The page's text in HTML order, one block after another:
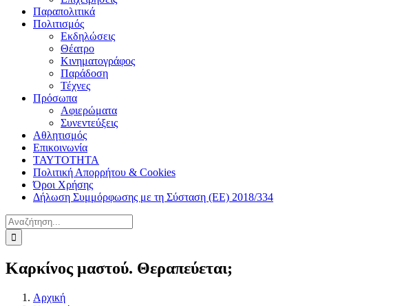
Παραπολιτικά
Πολιτισμός
Εκδηλώσεις
Θέατρο
Κινηματογράφος
Παράδοση
Τέχνες
Πρόσωπα
Αφιερώματα
Συνεντεύξεις
Αθλητισμός
Επικοινωνία
ΤΑΥΤΟΤΗΤΑ
Πολιτική Απορρήτου & Cookies
Όροι Χρήσης
Δήλωση Συμμόρφωσης με τη Σύσταση (ΕΕ) 2018/334
Αναζήτηση
για:
Καρκίνος μαστού. Θεραπεύεται;
Αρχική